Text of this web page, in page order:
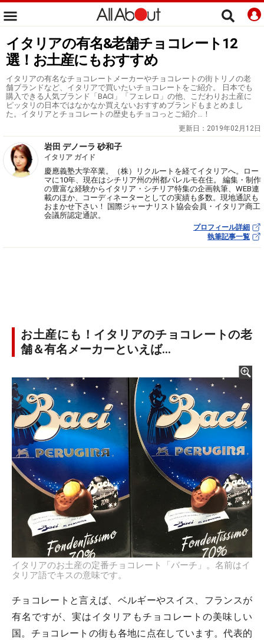
イタリアの有名&老舗チョコレート12
選！お土産にもおすすめ
イタリアの有名なチョコレートメーカーやチョコレートの街トリノの老
舗ブランドなど、イタリアで買いたいチョコレートをご紹介。 日本でも
購入できる人気ブランド「BACI」「フェレロ」の他、こだわりお土産に
ピッタリの日本ではなかなか買えないおすすめブランドもまとめまし
た。イタリアとチョコレートの歴史もチョコっとご紹介…！
更新日： 2019年02月12日
岩田 デノーラ 砂和子
イタリア ガイド
慶應義塾大学卒業。（株）リクルートを経てイタリアへ。ロー
マに10年、現在はシチリア州の州都パレルモ在住。 編集・制作
の豊富な経験からイタリア・シチリア特集の企画執筆、WEB連
載のほか、コーディネーターとしての実績も多数。現地通訳も
おまかせ下さい！ 国際ジャーナリスト協会会員・イタリア商工
会議所認定通訳。
プロフィール詳細
執筆記事一覧
お土産にも！イタリアのチョコレートの老
舗＆有名メーカーといえば…
イタリアのお土産の定番チョコレート「バーチ」。名前はイ
タリア語でキスの意味です。
チョコレートと言えば、ベルギーやスイス、フランスが
有名ですが、実はイタリアもチョコレートの美味しい
国。チョコレートの街も各地に点在しています。代表的